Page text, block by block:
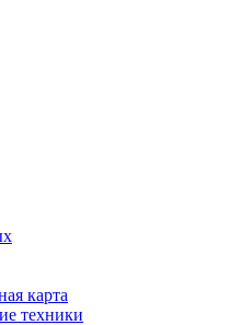
карта
техники